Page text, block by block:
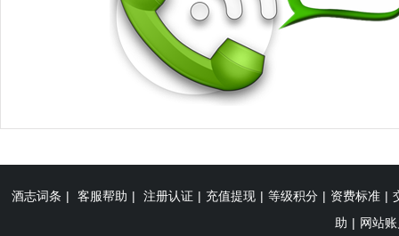
酒志词条 | 客服帮助 | 注册认证 | 充值提现 | 等级积分 | 资费标准 |
助 | 网站